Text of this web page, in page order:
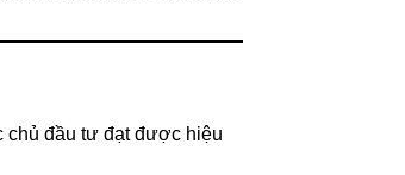
chủ đầu tư đạt được hiệu